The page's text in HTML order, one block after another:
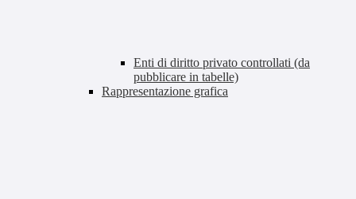
Enti di diritto privato controllati (da
pubblicare in tabelle)
Rappresentazione grafica